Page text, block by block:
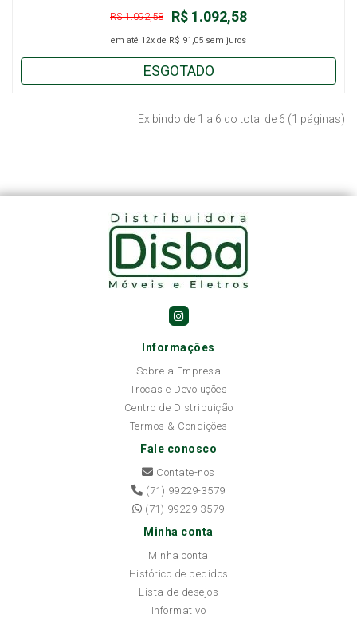
R$ 1.092,58
R$ 1.092,58
em até 12x de R$ 91,05 sem juros
ESGOTADO
Exibindo de 1 a 6 do total de 6 (1 páginas)
Informações
Sobre a Empresa
Trocas e Devoluções
Centro de Distribuição
Termos & Condições
Fale conosco
Contate-nos
(71) 99229-3579
(71) 99229-3579
Minha conta
Minha conta
Histórico de pedidos
Lista de desejos
Informativo